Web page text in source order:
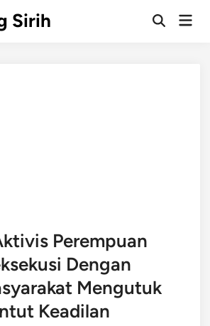
Sirih
OpenMain
Perempuan
Dengan
Mengutuk
Keadilan